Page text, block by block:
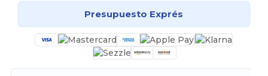
Presupuesto Exprés